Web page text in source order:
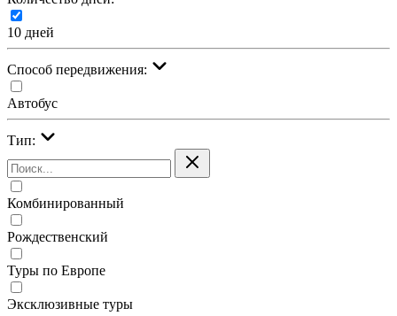
10 дней
Cпособ передвижения:
Автобус
Тип:
Комбинированный
Рождественский
Туры по Европе
Эксклюзивные туры